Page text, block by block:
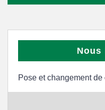
Nous
Pose et changement